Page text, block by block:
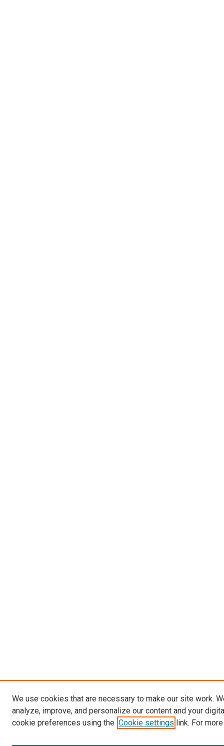
We use cookies that are necessary to make our site work.
analyze, improve, and personalize our content and your
cookie preferences using the Cookie settings link. For